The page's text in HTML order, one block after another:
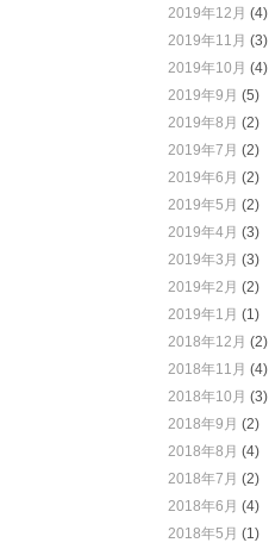
2019年12月 (4)
2019年11月 (3)
2019年10月 (4)
2019年9月 (5)
2019年8月 (2)
2019年7月 (2)
2019年6月 (2)
2019年5月 (2)
2019年4月 (3)
2019年3月 (3)
2019年2月 (2)
2019年1月 (1)
2018年12月 (2)
2018年11月 (4)
2018年10月 (3)
2018年9月 (2)
2018年8月 (4)
2018年7月 (2)
2018年6月 (4)
2018年5月 (1)